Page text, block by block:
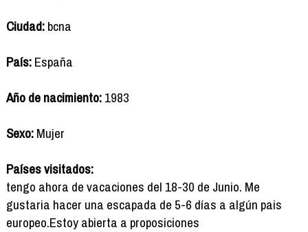
Ciudad:bcna
País:España
Año de nacimiento:1983
Sexo:Mujer
Países visitados:
tengo ahora de vacaciones del 18-30 de Junio. Me
gustaria hacer una escapada de 5-6 días a algún pais
europeo.Estoy abierta a proposiciones